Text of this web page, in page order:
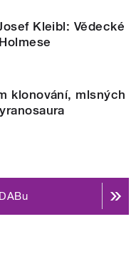
Kleibl: Vědecké
klonování, mlsných